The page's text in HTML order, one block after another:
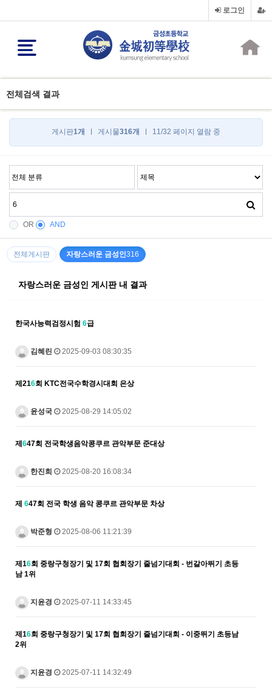
로그인
전체검색 결과
게시판1개 게시물316개 11/32 페이지 열람 중
OR AND
전체게시판 자랑스러운 금성인316
자랑스러운 금성인 게시판 내 결과
한국사능력검정시험 6급
김혜린 2025-09-03 08:30:35
제216회 KTC전국수학경시대회 은상
윤성국 2025-08-29 14:05:02
제647회 전국학생음악콩쿠르 관악부문 준대상
한진희 2025-08-20 16:08:34
제 647회 전국 학생 음악 콩쿠르 관악부문 차상
박준형 2025-08-06 11:21:39
제16회 중랑구청장기 및 17회 협회장기 줄넘기대회 - 번갈아뛰기 초등
남 1위
지윤경 2025-07-11 14:33:45
제16회 중랑구청장기 및 17회 협회장기 줄넘기대회 - 이중뛰기 초등남
2위
지윤경 2025-07-11 14:32:49